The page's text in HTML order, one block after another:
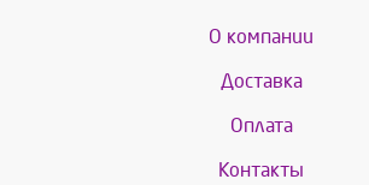
О компании
Доставка
Оплата
Контакты